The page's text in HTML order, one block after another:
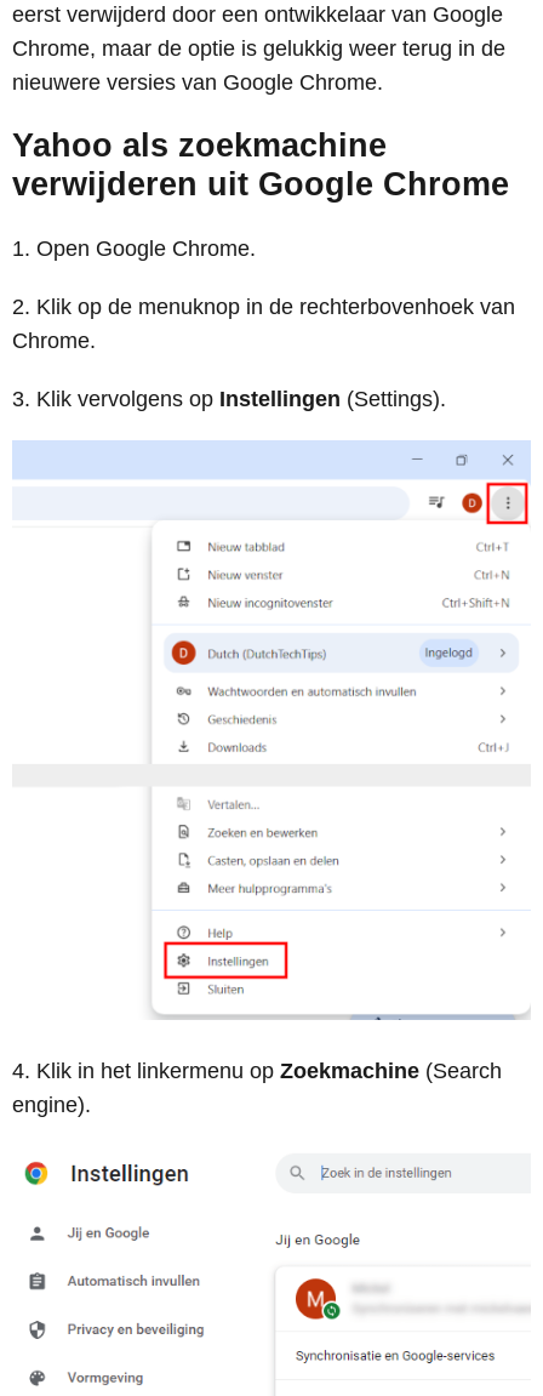
eerst verwijderd door een ontwikkelaar van Google
Chrome, maar de optie is gelukkig weer terug in de
nieuwere versies van Google Chrome.
Yahoo als zoekmachine
verwijderen uit Google Chrome
Open Google Chrome.
Klik op de menuknop in de rechterbovenhoek van
Chrome.
Klik vervolgens op Instellingen (Settings).
Klik in het linkermenu op Zoekmachine (Search
engine).